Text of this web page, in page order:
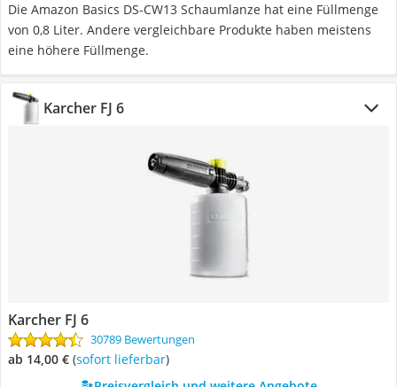
Die Amazon Basics DS-CW13 Schaumlanze hat eine Füllmenge
von 0,8 Liter. Andere vergleichbare Produkte haben meistens
eine höhere Füllmenge.
Karcher FJ 6
Karcher FJ 6
30789 Bewertungen
ab 14,00 € ( Sofort lieferbar)